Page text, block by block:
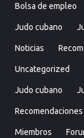
Bolsa de empleo
Judo cubano
Noticias
Uncategorized
Judo cubano
Recomendaciones
Miembros